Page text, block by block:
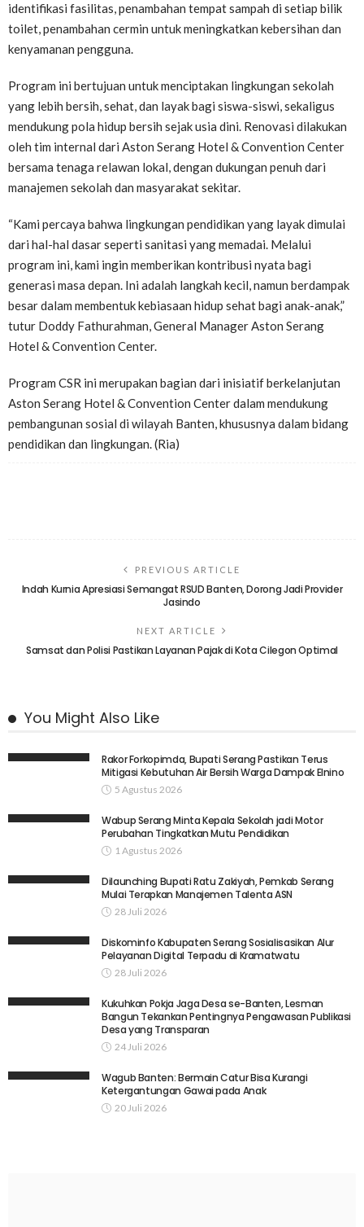
identifikasi fasilitas, penambahan tempat sampah di setiap bilik
toilet, penambahan cermin untuk meningkatkan kebersihan dan
kenyamanan pengguna.
Program ini bertujuan untuk menciptakan lingkungan sekolah
yang lebih bersih, sehat, dan layak bagi siswa-siswi, sekaligus
mendukung pola hidup bersih sejak usia dini. Renovasi dilakukan
oleh tim internal dari Aston Serang Hotel & Convention Center
bersama tenaga relawan lokal, dengan dukungan penuh dari
manajemen sekolah dan masyarakat sekitar.
“Kami percaya bahwa lingkungan pendidikan yang layak dimulai
dari hal-hal dasar seperti sanitasi yang memadai. Melalui
program ini, kami ingin memberikan kontribusi nyata bagi
generasi masa depan. Ini adalah langkah kecil, namun berdampak
besar dalam membentuk kebiasaan hidup sehat bagi anak-anak,”
tutur Doddy Fathurahman, General Manager Aston Serang
Hotel & Convention Center.
Program CSR ini merupakan bagian dari inisiatif berkelanjutan
Aston Serang Hotel & Convention Center dalam mendukung
pembangunan sosial di wilayah Banten, khususnya dalam bidang
pendidikan dan lingkungan. (Ria)
PREVIOUS ARTICLE
Indah Kurnia Apresiasi Semangat RSUD Banten, Dorong Jadi Provider
Jasindo
NEXT ARTICLE
Samsat dan Polisi Pastikan Layanan Pajak di Kota Cilegon Optimal
You Might Also Like
Rakor Forkopimda, Bupati Serang Pastikan Terus
Mitigasi Kebutuhan Air Bersih Warga Dampak Elnino
5 Agustus 2026
Wabup Serang Minta Kepala Sekolah jadi Motor
Perubahan Tingkatkan Mutu Pendidikan
1 Agustus 2026
Dilaunching Bupati Ratu Zakiyah, Pemkab Serang
Mulai Terapkan Manajemen Talenta ASN
28 Juli 2026
Diskominfo Kabupaten Serang Sosialisasikan Alur
Pelayanan Digital Terpadu di Kramatwatu
28 Juli 2026
Kukuhkan Pokja Jaga Desa se-Banten, Lesman
Bangun Tekankan Pentingnya Pengawasan Publikasi
Desa yang Transparan
24 Juli 2026
Wagub Banten: Bermain Catur Bisa Kurangi
Ketergantungan Gawai pada Anak
20 Juli 2026